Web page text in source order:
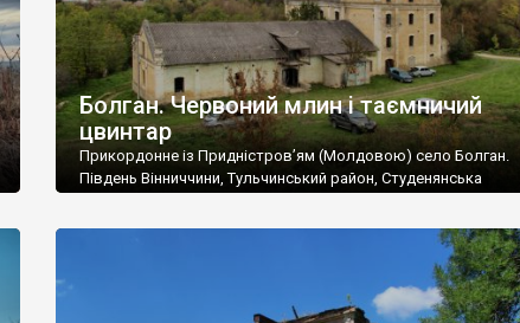
Болган. Червоний млин і таємничий
цвинтар
Прикордонне із Придністров’ям (Молдовою) село Болган.
Південь Вінниччини, Тульчинський район, Студенянська
старовинний цвинтар із кам’яними хрестами. Всі епітафії, які
збереглися, написані кирилицею, церковнослов’янською
мовою. За всіма традиційними ознаками – цвинтар
український. Хрести датуються 19 століттям. У 1924-1940